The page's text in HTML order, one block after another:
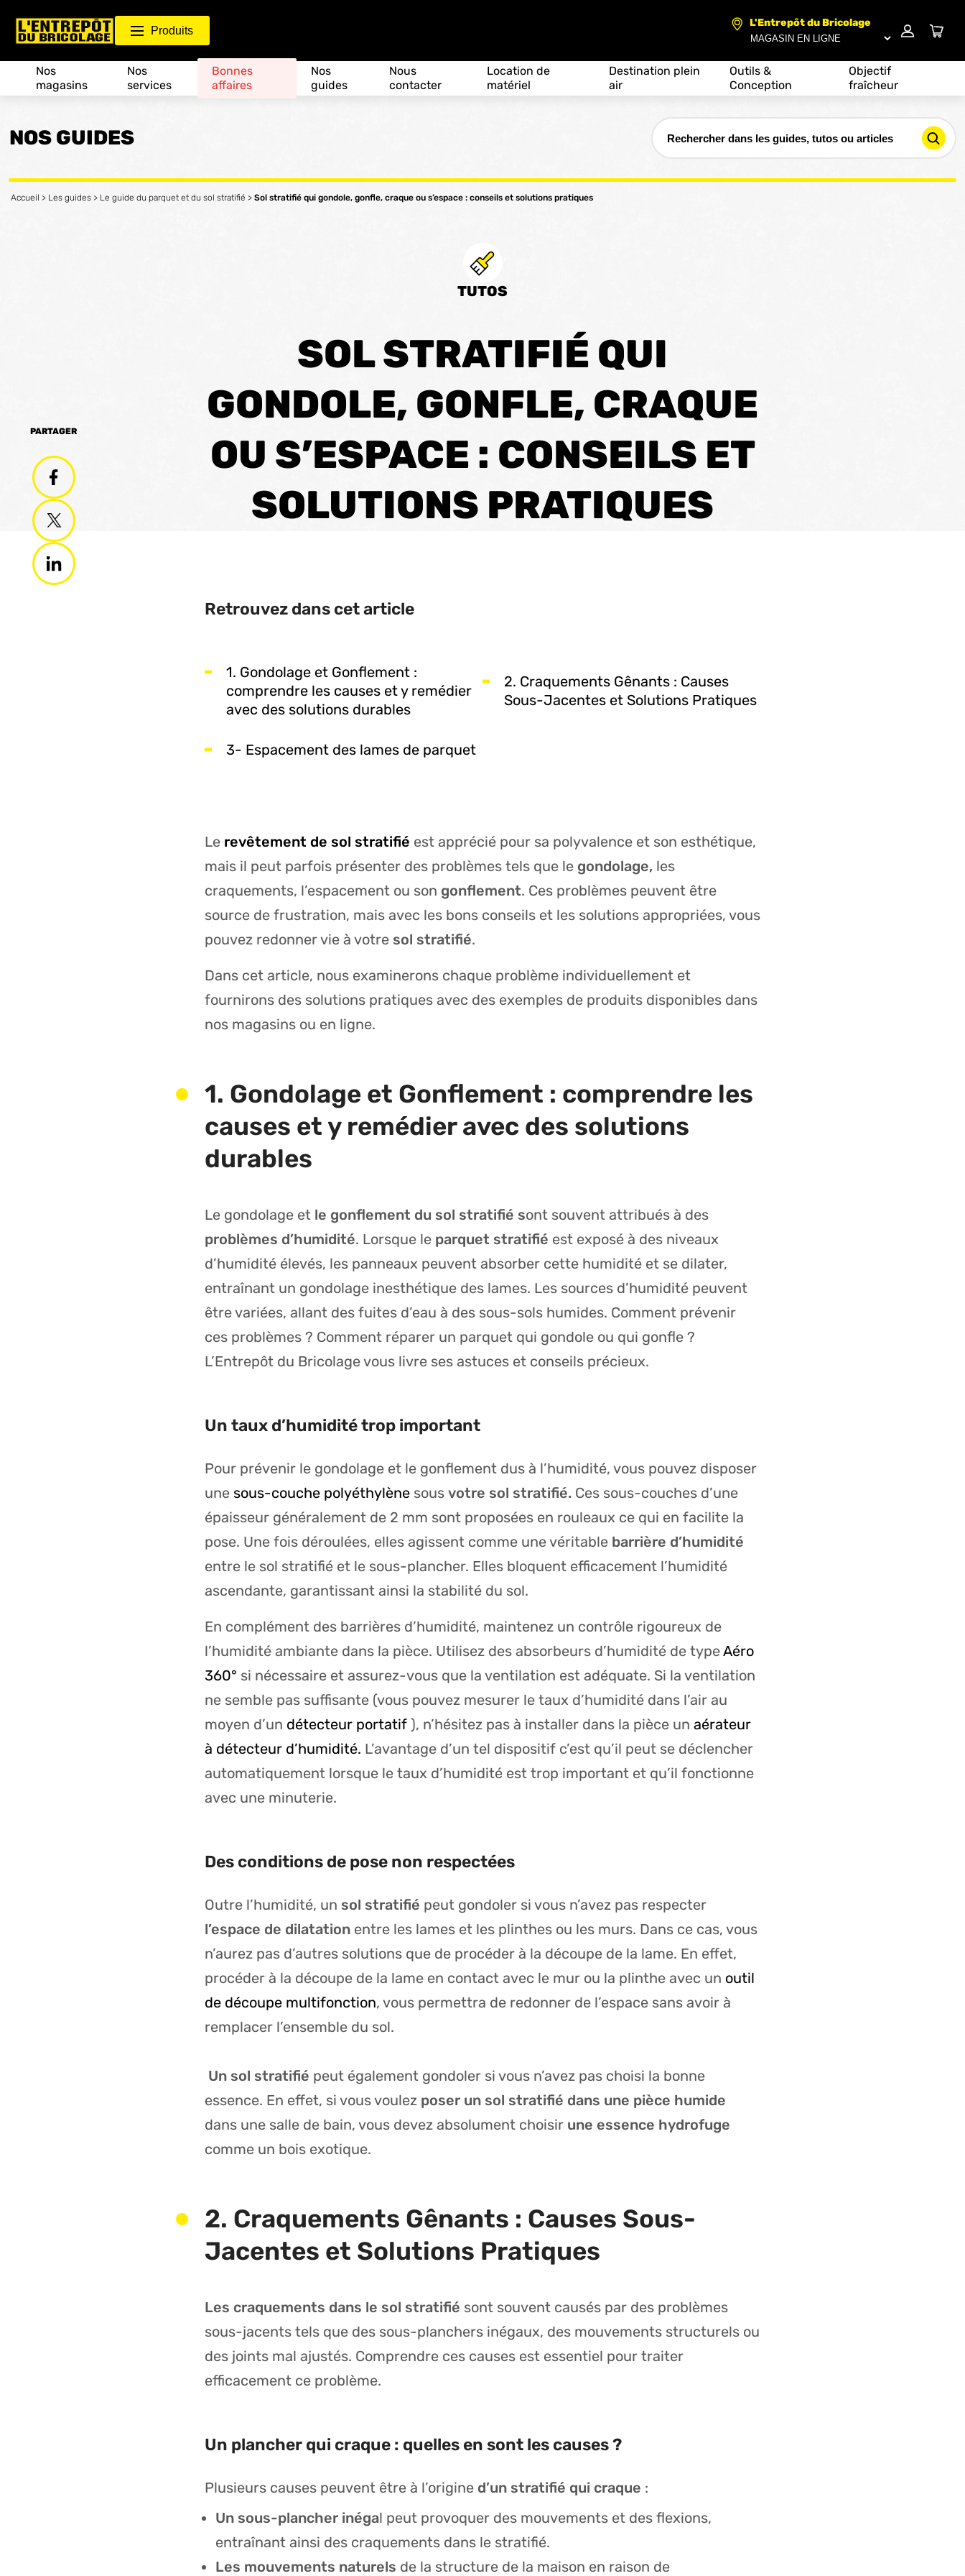
Produits
L'Entrepôt du Bricolage
Nos
magasins
Nos
services
Bonnes
affaires
Nos
guides
Nous
contacter
Location de
matériel
Destination plein
air
Outils &
Conception
Objectif
fraîcheur
NOS GUIDES
Accueil > Les guides > Le guide du parquet et du sol stratifié > Sol stratifié qui gondole, gonfle, craque ou s’espace : conseils et solutions pratiques
TUTOS
SOL STRATIFIÉ QUI
GONDOLE, GONFLE, CRAQUE
OU S’ESPACE : CONSEILS ET
SOLUTIONS PRATIQUES
PARTAGER
Retrouvez dans cet article
1. Gondolage et Gonflement :
comprendre les causes et y remédier
avec des solutions durables
2. Craquements Gênants : Causes
Sous-Jacentes et Solutions Pratiques
3- Espacement des lames de parquet
Le revêtement de sol stratifié est apprécié pour sa polyvalence et son esthétique,
mais il peut parfois présenter des problèmes tels que le gondolage, les
craquements, l’espacement ou son gonflement. Ces problèmes peuvent être
source de frustration, mais avec les bons conseils et les solutions appropriées, vous
pouvez redonner vie à votre sol stratifié.
Dans cet article, nous examinerons chaque problème individuellement et
fournirons des solutions pratiques avec des exemples de produits disponibles dans
nos magasins ou en ligne.
1. Gondolage et Gonflement : comprendre les
causes et y remédier avec des solutions
durables
Le gondolage etle gonflement du sol stratifié sont souvent attribués à des
problèmes d’humidité. Lorsque le parquet stratifié est exposé à des niveaux
d’humidité élevés, les panneaux peuvent absorber cette humidité et se dilater,
entraînant un gondolage inesthétique des lames. Les sources d’humidité peuvent
être variées, allant des fuites d’eau à des sous-sols humides. Comment prévenir
ces problèmes ? Comment réparer un parquet qui gondole ou qui gonfle ?
L’Entrepôt du Bricolage vous livre ses astuces et conseils précieux.
Un taux d’humidité trop important
Pour prévenir le gondolage et le gonflement dus à l’humidité, vous pouvez disposer
une sous-couche polyéthylènesous votre sol stratifié.Ces sous-couches d’une
épaisseur généralement de 2 mm sont proposées en rouleaux ce qui en facilite la
pose. Une fois déroulées, elles agissent comme une véritablebarrière d’humidité
entre le sol stratifié et le sous-plancher. Elles bloquent efficacement l’humidité
ascendante, garantissant ainsi la stabilité du sol.
En complément des barrières d’humidité, maintenez un contrôle rigoureux de
l’humidité ambiante dans la pièce. Utilisez des absorbeurs d’humidité de typeAéro
360° si nécessaire et assurez-vous que la ventilation est adéquate. Si la ventilation
ne semble pas suffisante (vous pouvez mesurer le taux d’humidité dans l’air au
moyen d’un détecteur portatif), n’hésitez pas à installer dans la pièce un aérateur
à détecteur d’humidité. L’avantage d’un tel dispositif c’est qu’il peut se déclencher
automatiquement lorsque le taux d’humidité est trop important et qu’il fonctionne
avec une minuterie.
Des conditions de pose non respectées
Outre l’humidité, un sol stratifié peut gondoler si vous n’avez pas respecter
l’espace de dilatationentre les lames et les plinthes ou les murs. Dans ce cas, vous
n’aurez pas d’autres solutions que de procéder à la découpe de la lame. En effet,
procéder à la découpe de la lame en contact avec le mur ou la plinthe avec un outil
de découpe multifonction, vous permettra de redonner de l’espace sans avoir à
remplacer l’ensemble du sol.
Un sol stratifié peut également gondoler si vous n’avez pas choisi la bonne
essence. En effet, si vous voulez poser un sol stratifié dans une pièce humide
dans une salle de bain, vous devez absolument choisir une essence hydrofuge
comme un bois exotique.
2. Craquements Gênants : Causes Sous-
Jacentes et Solutions Pratiques
Les craquements dans le sol stratifié sont souvent causés par des problèmes
sous-jacents tels que des sous-planchers inégaux, des mouvements structurels ou
des joints mal ajustés. Comprendre ces causes est essentiel pour traiter
efficacement ce problème.
Un plancher qui craque : quelles en sont les causes ?
Plusieurs causes peuvent être à l’origine d’un stratifié qui craque :
Un sous-plancher inégal peut provoquer des mouvements et des flexions,
entraînant ainsi des craquements dans le stratifié.
Les mouvements naturels de la structure de la maison en raison de